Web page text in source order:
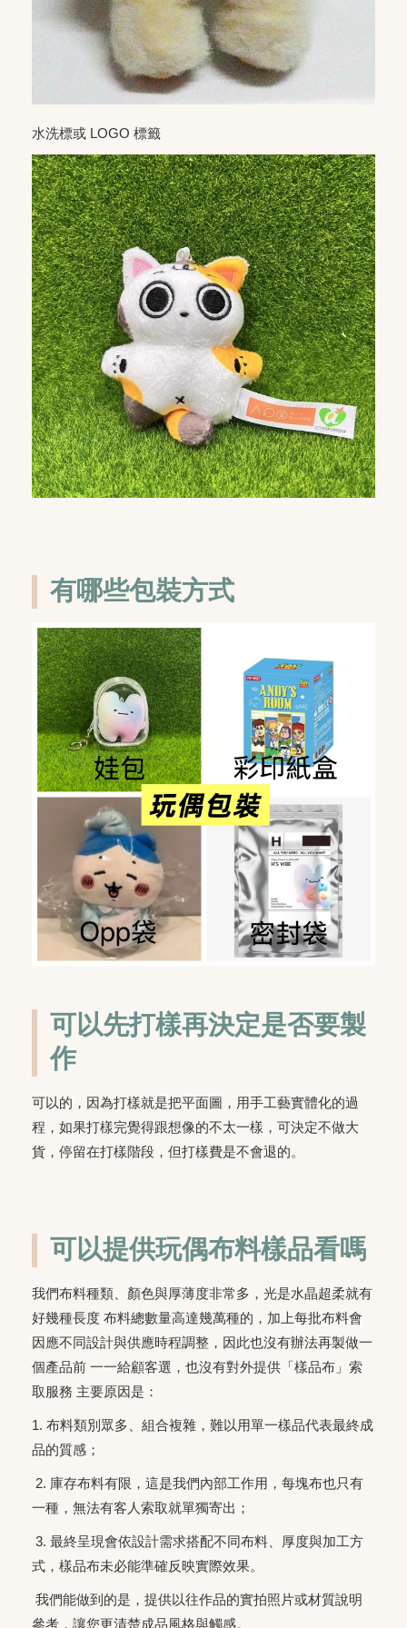
水洗標或 LOGO 標籤
有哪些包裝方式
可以先打樣再決定是否要製
作
可以的，因為打樣就是把平面圖，用手工藝實體化的過
程，如果打樣完覺得跟想像的不太一樣，可決定不做大
貨，停留在打樣階段，但打樣費是不會退的。
可以提供玩偶布料樣品看嗎
我們布料種類、顏色與厚薄度非常多，光是水晶超柔就有
好幾種長度 布料總數量高達幾萬種的，加上每批布料會
因應不同設計與供應時程調整，因此也沒有辦法再製做一
個產品前 一一給顧客選，也沒有對外提供「樣品布」索
取服務 主要原因是：
1. 布料類別眾多、組合複雜，難以用單一樣品代表最終成
品的質感；
2. 庫存布料有限，這是我們內部工作用，每塊布也只有
一種，無法有客人索取就單獨寄出；
3. 最終呈現會依設計需求搭配不同布料、厚度與加工方
式，樣品布未必能準確反映實際效果。
我們能做到的是，提供以往作品的實拍照片或材質說明
參考，讓您更清楚成品風格與觸感。